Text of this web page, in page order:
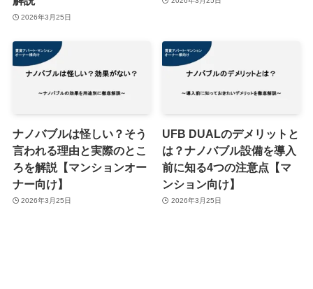
2026年3月25日
ナノバブルは怪しい？そう
言われる理由と実際のとこ
ろを解説【マンションオー
ナー向け】
2026年3月25日
UFB DUALのデメリットと
は？ナノバブル設備を導入
前に知る4つの注意点【マ
ンション向け】
2026年3月25日